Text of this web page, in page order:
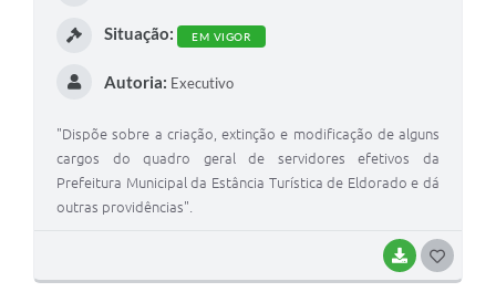
BAIXAR
Situação: EM VIGOR
Autoria: Executivo
"Dispõe sobre a criação, extinção e modificação de alguns
cargos do quadro geral de servidores efetivos da
Prefeitura Municipal da Estância Turística de Eldorado e dá
outras providências".